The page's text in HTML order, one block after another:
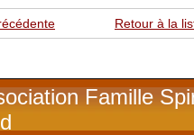
Retour à la
Famille